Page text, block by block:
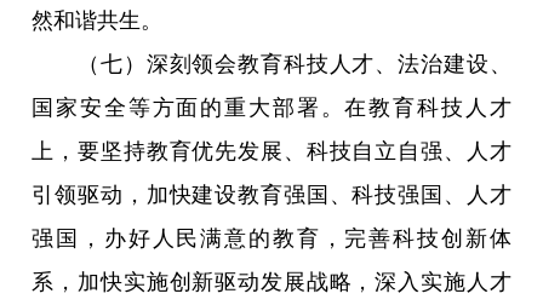
然和谐共生。
（七）深刻领会教育科技人才、法治建设、
国家安全等方面的重大部署。在教育科技人才
上，要坚持教育优先发展、科技自立自强、人才
引领驱动，加快建设教育强国、科技强国、人才
强国，办好人民满意的教育，完善科技创新体
系，加快实施创新驱动发展战略，深入实施人才